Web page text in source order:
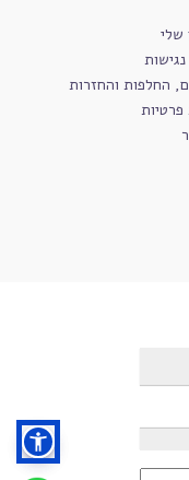
שלי
החלפות והחזרות
פרטיות